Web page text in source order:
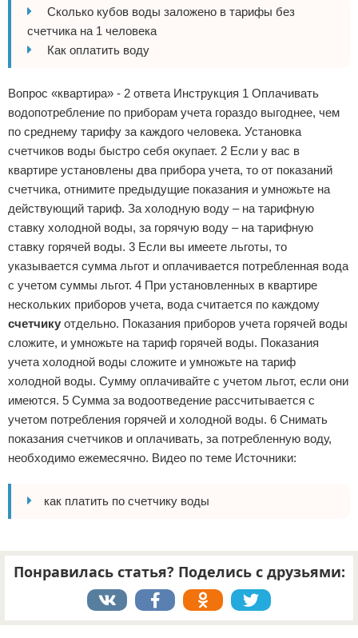
Безопасность
Стройматериалы
Сколько кубов воды заложено в тарифы без
счетчика на 1 человека
Как оплатить воду
Вопрос «квартира» - 2 ответа Инструкция 1 Оплачивать
водопотребление по приборам учета гораздо выгоднее, чем
по среднему тарифу за каждого человека. Установка
счетчиков воды быстро себя окупает. 2 Если у вас в
квартире установлены два прибора учета, то от показаний
счетчика, отнимите предыдущие показания и умножьте на
действующий тариф. За холодную воду – на тарифную
ставку холодной воды, за горячую воду – на тарифную
ставку горячей воды. 3 Если вы имеете льготы, то
указывается сумма льгот и оплачивается потребленная вода
с учетом суммы льгот. 4 При установленных в квартире
нескольких приборов учета, вода считается по каждому
счетчику отдельно. Показания приборов учета горячей воды
сложите, и умножьте на тариф горячей воды. Показания
учета холодной воды сложите и умножьте на тариф
холодной воды. Сумму оплачивайте с учетом льгот, если они
имеются. 5 Сумма за водоотведение рассчитывается с
учетом потребления горячей и холодной воды. 6 Снимать
показания счетчиков и оплачивать, за потребленную воду,
необходимо ежемесячно. Видео по теме Источники:
как платить по счетчику воды
Понравилась статья? Поделись с друзьями: